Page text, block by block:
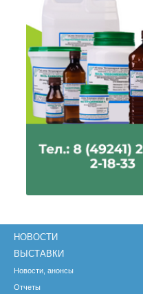
НОВОСТИ
ВЫСТАВКИ
Новости, анонсы
Отчеты